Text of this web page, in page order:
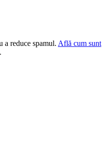
a reduce spamul. Află cum sunt
.